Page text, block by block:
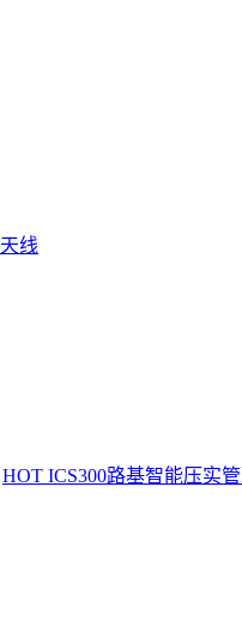
线
HOT ICS300路基智能压实